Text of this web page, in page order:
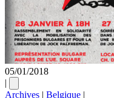
05/01/2018
|
Archives | Belgique |